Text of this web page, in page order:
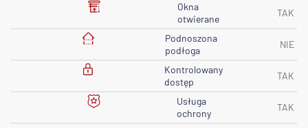
Okna
otwierane
TAK
Podnoszona
podłoga
NIE
Kontrolowany
dostęp
TAK
Usługa
ochrony
TAK